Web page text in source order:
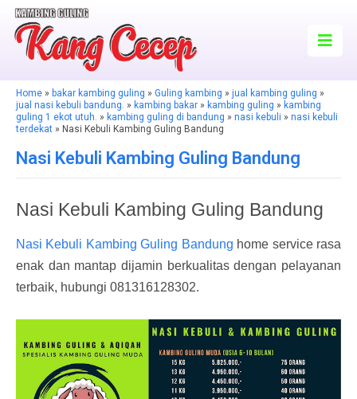
Home » bakar kambing guling » Guling kambing » jual kambing guling »
jual nasi kebuli bandung. » kambing bakar » kambing guling » kambing
guling 1 ekot utuh. » kambing guling di bandung » nasi kebuli » nasi kebuli
terdekat » Nasi Kebuli Kambing Guling Bandung
Nasi Kebuli Kambing Guling Bandung
Nasi Kebuli Kambing Guling Bandung
Nasi Kebuli Kambing Guling Bandung home service rasa
enak dan mantap dijamin berkualitas dengan pelayanan
terbaik, hubungi 081316128302.